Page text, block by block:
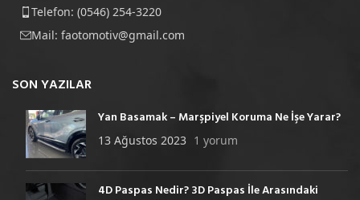
Telefon: (0546) 254-3220
Mail: faotomotiv@gmail.com
SON YAZILAR
Yan Basamak – Marşpiyel Koruma Ne İşe Yarar?
13 Ağustos 2023 1 yorum
4D Paspas Nedir? 3D Paspas İle Arasındaki